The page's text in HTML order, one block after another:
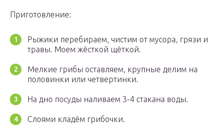
Приготовление:
Рыжики перебираем, чистим от мусора, грязи и
травы. Моем жёсткой щёткой.
Мелкие грибы оставляем, крупные делим на
половинки или четвертинки.
На дно посуды наливаем 3-4 стакана воды.
Слоями кладём грибочки.